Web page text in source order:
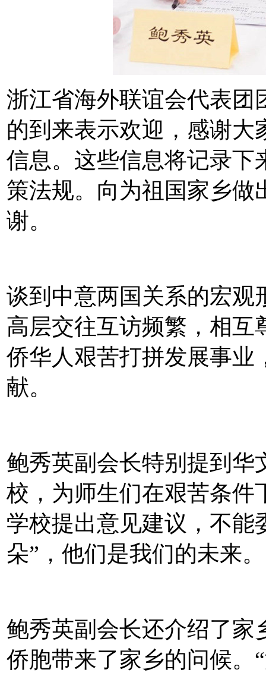
浙江省海外联谊会代表团
的到来表示欢迎，感谢大
信息。这些信息将记录下
策法规。向为祖国家乡做
谢。
谈到中意两国关系的宏观
高层交往互访频繁，相互
侨华人艰苦打拼发展事业
献。
鲍秀英副会长特别提到华
校，为师生们在艰苦条件
学校提出意见建议，不能
朵”，他们是我们的未来。
鲍秀英副会长还介绍了家
侨胞带来了家乡的问候。